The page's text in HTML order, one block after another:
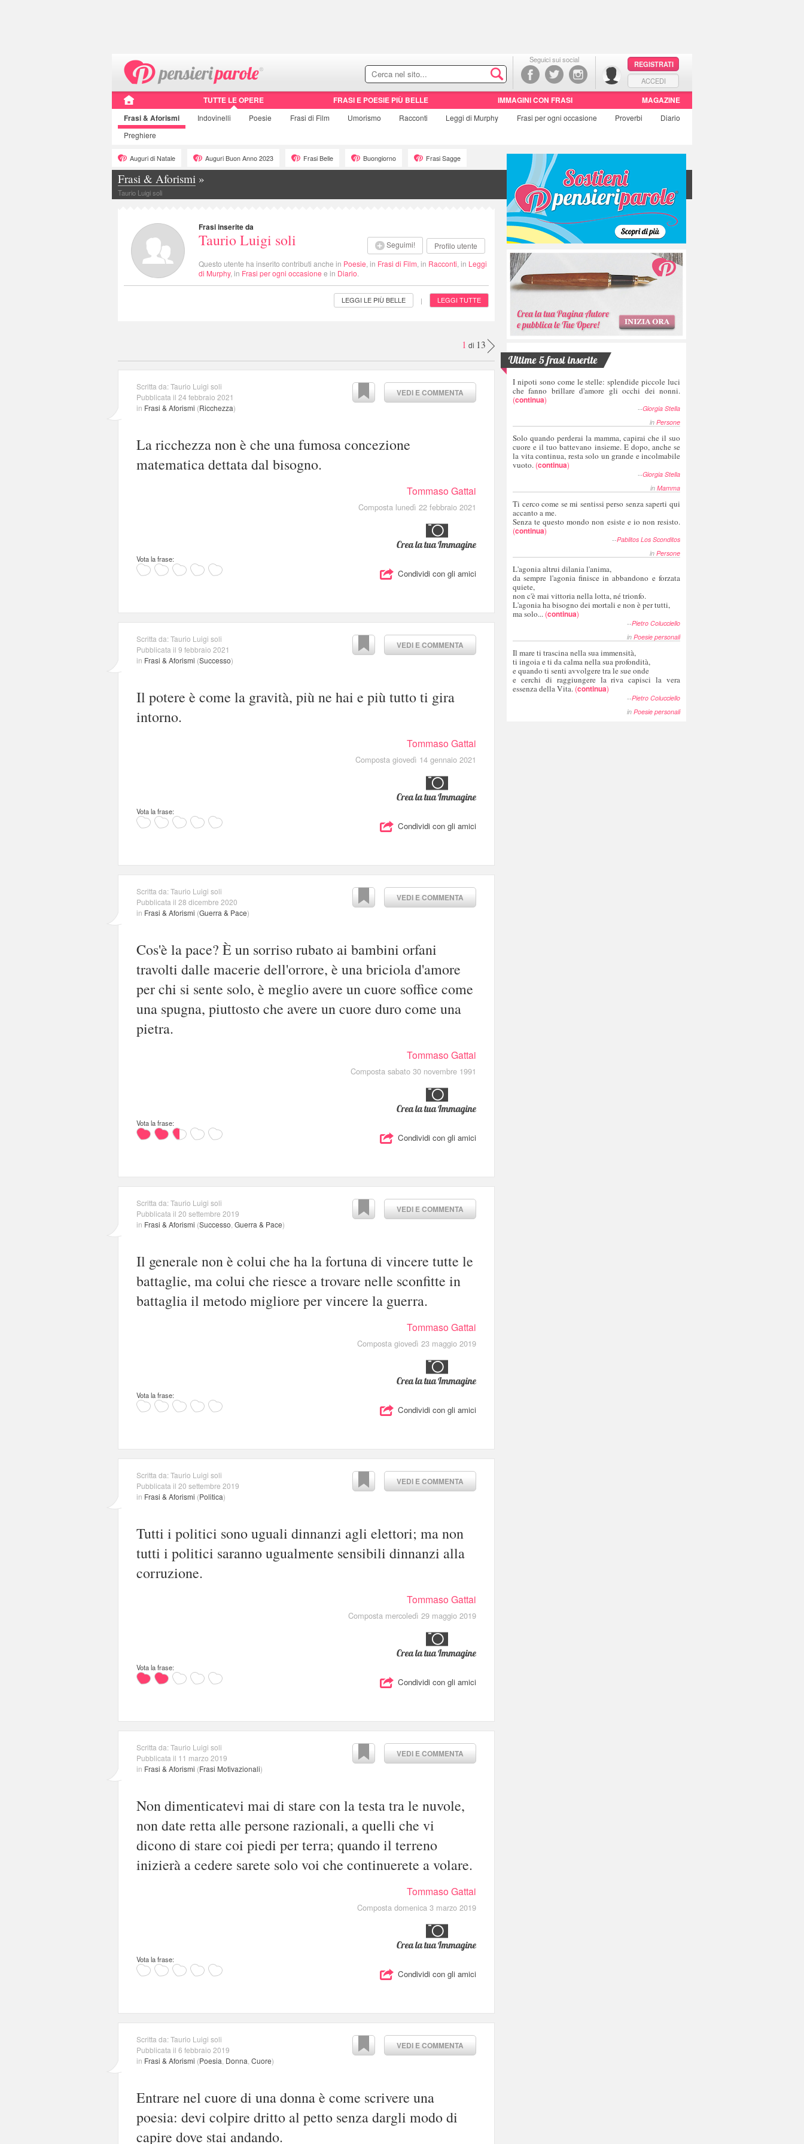
Seguici sui social
REGISTRATI
ACCEDI
TUTTE LE OPERE FRASI E POESIE PIÙ BELLE IMMAGINI CON FRASI
MAGAZINE
Frasi& Aforismi Indovinelli Poesie Frasi di Film Umorismo Racconti Leggi di Murphy Frasi per ogni occasione Proverbi
Diario
Preghiere
Auguri di Natale Auguri Buon Anno 2023 Frasi Belle Buongiorno Frasi Sagge
Frasi & Aforismi »
Taurio Luigi soli
Seguimi! Profilo utente
Frasi inserite da
Taurio Luigi soli
Questo utente ha inserito contributi anche in Poesie , in Frasi di Film , in Racconti , in Leggi
di Murphy, in Frasi per ogni occasione e in Diario
LEGGI LE PIÙ BELLE | LEGGI TUTTE
1 di 13
VEDI E COMMENTA
Scritta da: Taurio Luigi soli
Pubblicata il 24 febbraio 2021
in Frasi & Aforismi (Ricchezza)
La ricchezza non è che una fumosa concezione
matematica dettata dal bisogno.
Tommaso Gattai
Composta lunedì 22 febbraio 2021
Crea la tua Immagine
Vota la frase:
Condividi con gli amici
VEDI E COMMENTA
Scritta da: Taurio Luigi soli
Pubblicata il 9 febbraio 2021
in Frasi & Aforismi (Successo)
Il potere è come la gravità, più ne hai e più tutto ti gira
intorno.
Tommaso Gattai
Composta giovedì 14 gennaio 2021
Crea la tua Immagine
Vota la frase:
Condividi con gli amici
VEDI E COMMENTA
Scritta da: Taurio Luigi soli
Pubblicata il 28 dicembre 2020
in Frasi & Aforismi (Guerra & Pace)
Cos'è la pace? È un sorriso rubato ai bambini orfani
travolti dalle macerie dell'orrore, è una briciola d'amore
per chi si sente solo, è meglio avere un cuore soffice come
una spugna, piuttosto che avere un cuore duro come una
pietra.
Tommaso Gattai
Composta sabato 30 novembre 1991
Crea la tua Immagine
Vota la frase:
Condividi con gli amici
VEDI E COMMENTA
Scritta da: Taurio Luigi soli
Pubblicata il 20 settembre 2019
in Frasi & Aforismi (Successo Guerra & Pace)
Il generale non è colui che ha la fortuna di vincere tutte le
battaglie, ma colui che riesce a trovare nelle sconfitte in
battaglia il metodo migliore per vincere la guerra.
Tommaso Gattai
Composta giovedì 23 maggio 2019
Crea la tua Immagine
Vota la frase:
Condividi con gli amici
VEDI E COMMENTA
Scritta da: Taurio Luigi soli
Pubblicata il 20 settembre 2019
in Frasi & Aforismi (Politica)
Tutti i politici sono uguali dinnanzi agli elettori; ma non
tutti i politici saranno ugualmente sensibili dinnanzi alla
corruzione.
Tommaso Gattai
Composta mercoledì 29 maggio 2019
Crea la tua Immagine
Vota la frase:
Condividi con gli amici
VEDI E COMMENTA
Scritta da: Taurio Luigi soli
Pubblicata il 11 marzo 2019
in Frasi & Aforismi (Frasi Motivazionali)
Non dimenticatevi mai di stare con la testa tra le nuvole,
non date retta alle persone razionali, a quelli che vi
dicono di stare coi piedi per terra; quando il terreno
inizierà a cedere sarete solo voi che continuerete a volare.
Tommaso Gattai
Composta domenica 3 marzo 2019
Crea la tua Immagine
Vota la frase:
Condividi con gli amici
VEDI E COMMENTA
Scritta da: Taurio Luigi soli
Pubblicata il 6 febbraio 2019
in Frasi & Aforismi (Poesia Donna Cuore)
Entrare nel cuore di una donna è come scrivere una
poesia: devi colpire dritto al petto senza dargli modo di
capire dove stai andando.
Ultime 5 frasi inserite
I nipoti sono come le stelle: splendide piccole luci
che fanno brillare d'amore gli occhi dei nonni.
(continua)
--Giorgia Stella
in Persone
Solo quando perderai la mamma, capirai che il suo
cuore e il tuo battevano insieme. E dopo, anche se
la vita continua, resta solo un grande e incolmabile
vuoto. (continua)
--Giorgia Stella
in Mamma
Ti cerco come se mi sentissi perso senza saperti qui
accanto a me.
Senza te questo mondo non esiste e io non resisto.
(continua)
--Pablitos Los Sconditos
in Persone
L'agonia altrui dilania l'anima,
da sempre l'agonia finisce in abbandono e forzata
quiete,
non c'è mai vittoria nella lotta, né trionfo.
L'agonia ha bisogno dei mortali e non è per tutti,
ma solo... (continua)
--Pietro Colucciello
in Poesie personali
Il mare ti trascina nella sua immensità,
ti ingoia e ti da calma nella sua profondità,
e quando ti senti avvolgere tra le sue onde
e cerchi di raggiungere la riva capisci la vera
essenza della Vita. (continua)
--Pietro Colucciello
in Poesie personali